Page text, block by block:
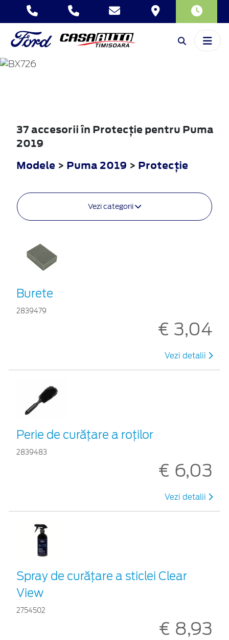
PUMA
37 accesorii în Protecţie pentru Puma
2019
Modele > Puma 2019 > Protecţie
Vezi categorii
Burete
2839479
€ 3,04
Vezi detalii
Perie de curățare a roților
2839483
€ 6,03
Vezi detalii
Spray de curățare a sticlei Clear
View
2754502
€ 8,93